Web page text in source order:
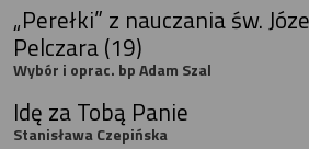
„Perełki” z nauczania św.
Pelczara (19)
Wybór i oprac. bp Adam Szal
Idę za Tobą Panie
Stanisława Czepińska